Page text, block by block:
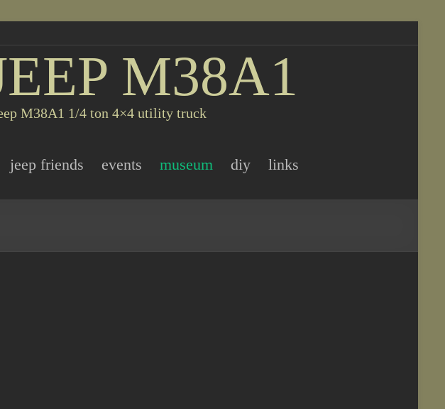
M38A1
M38A1 1/4 ton 4×4 utility truck
jeep friends events museum diy links